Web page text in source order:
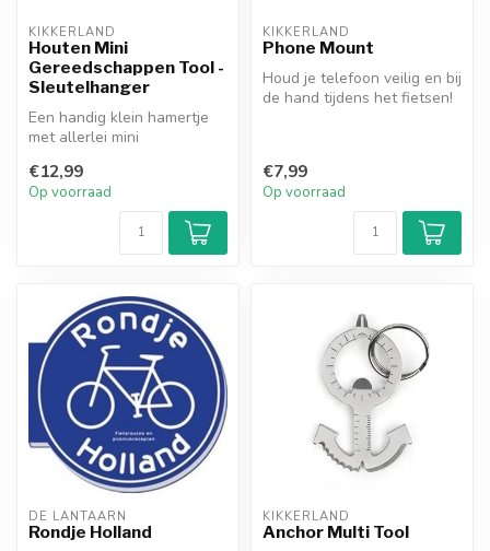
KIKKERLAND
Houten Mini
Gereedschappen Tool -
Sleutelhanger
Een handig klein hamertje
met allerlei mini
handig om bij...
€12,99
Op voorraad
KIKKERLAND
Phone Mount
Houd je telefoon veilig en bij
de hand tijdens het fietsen!
€7,99
Op voorraad
DE LANTAARN
Rondje Holland
KIKKERLAND
Anchor Multi Tool